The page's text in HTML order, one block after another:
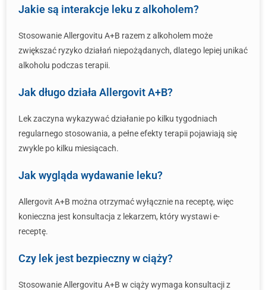
Jakie są interakcje leku z alkoholem?
Stosowanie Allergovitu A+B razem z alkoholem może
zwiększać ryzyko działań niepożądanych, dlatego lepiej unikać
alkoholu podczas terapii.
Jak długo działa Allergovit A+B?
Lek zaczyna wykazywać działanie po kilku tygodniach
regularnego stosowania, a pełne efekty terapii pojawiają się
zwykle po kilku miesiącach.
Jak wygląda wydawanie leku?
Allergovit A+B można otrzymać wyłącznie na receptę, więc
konieczna jest konsultacja z lekarzem, który wystawi e-
receptę.
Czy lek jest bezpieczny w ciąży?
Stosowanie Allergovitu A+B w ciąży wymaga konsultacji z